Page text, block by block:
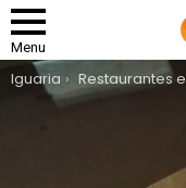
Menu
You are here:
Iguaria Restaurantes e Bares